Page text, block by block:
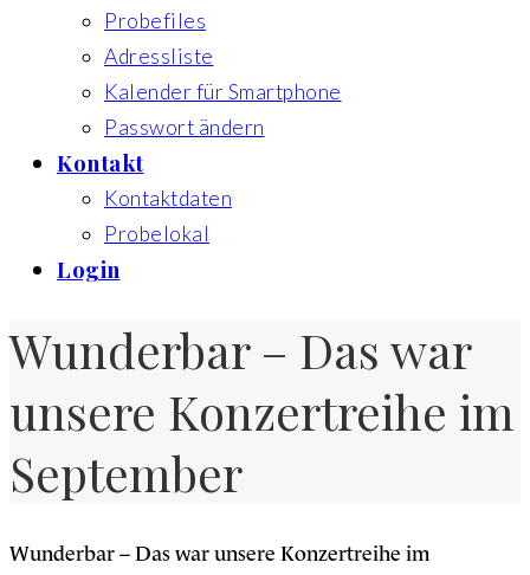
Probefiles
Adressliste
Kalender für Smartphone
Passwort ändern
Kontakt
Kontaktdaten
Probelokal
Login
Wunderbar – Das war
unsere Konzertreihe im
September
Wunderbar – Das war unsere Konzertreihe im